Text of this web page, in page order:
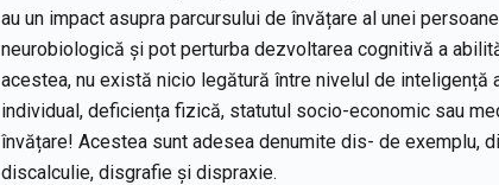
au un impact asupra parcursului de învățare al unei
neurobiologică și pot perturba dezvoltarea cognitivă a
acestea, nu există nicio legătură între nivelul de inteligență
individual, deficiența fizică, statutul socio-economic sau
învățare! Acestea sunt adesea denumite dis- de exemplu,
discalculie, disgrafie și dispraxie.